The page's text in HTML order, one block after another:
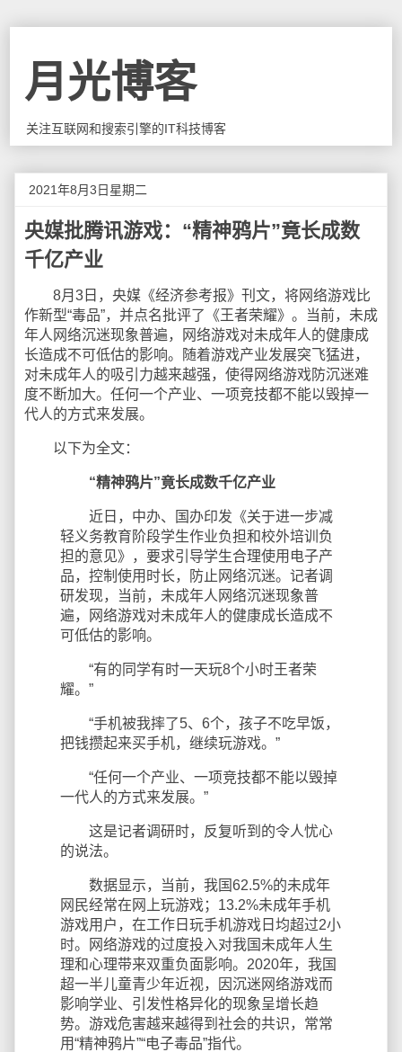
月光博客
关注互联网和搜索引擎的IT科技博客
2021年8月3日星期二
央媒批腾讯游戏：“精神鸦片”竟长成数
千亿产业
8月3日，央媒《经济参考报》刊文，将网络游戏比
作新型“毒品”，并点名批评了《王者荣耀》。当前，未成
年人网络沉迷现象普遍，网络游戏对未成年人的健康成
长造成不可低估的影响。随着游戏产业发展突飞猛进，
对未成年人的吸引力越来越强，使得网络游戏防沉迷难
度不断加大。任何一个产业、一项竞技都不能以毁掉一
代人的方式来发展。
以下为全文：
“精神鸦片”竟长成数千亿产业
近日，中办、国办印发《关于进一步减
轻义务教育阶段学生作业负担和校外培训负
担的意见》，要求引导学生合理使用电子产
品，控制使用时长，防止网络沉迷。记者调
研发现，当前，未成年人网络沉迷现象普
遍，网络游戏对未成年人的健康成长造成不
可低估的影响。
“有的同学有时一天玩8个小时王者荣
耀。”
“手机被我摔了5、6个，孩子不吃早饭，
把钱攒起来买手机，继续玩游戏。”
“任何一个产业、一项竞技都不能以毁掉
一代人的方式来发展。”
这是记者调研时，反复听到的令人忧心
的说法。
数据显示，当前，我国62.5%的未成年
网民经常在网上玩游戏；13.2%未成年手机
游戏用户，在工作日玩手机游戏日均超过2小
时。网络游戏的过度投入对我国未成年人生
理和心理带来双重负面影响。2020年，我国
超一半儿童青少年近视，因沉迷网络游戏而
影响学业、引发性格异化的现象呈增长趋
势。游戏危害越来越得到社会的共识，常常
用“精神鸦片”“电子毒品”指代。